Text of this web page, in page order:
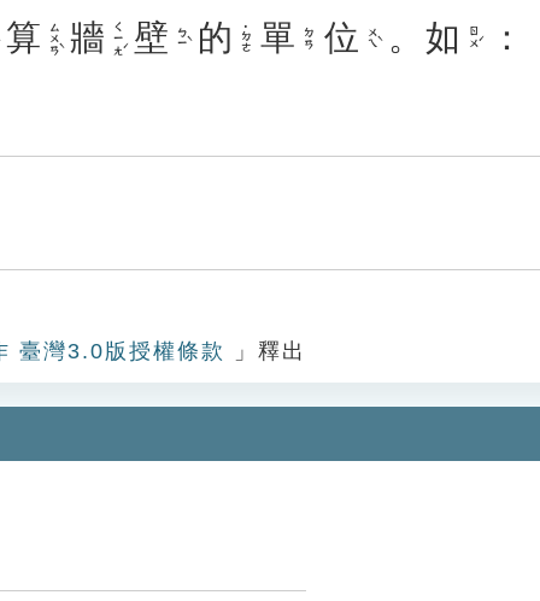
算 ㄙㄨㄢˋ 牆 ㄑㄧㄤˊ 壁 ㄅㄧˋ 的 ˙ㄉㄜ 單 ㄉㄢ 位 ㄨㄟˋ 。如 ㄖㄨˊ
臺灣3.0版授權條款 」釋出